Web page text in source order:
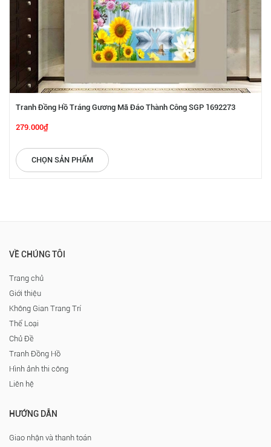
Tranh Đồng Hồ Tráng Gương Mã Đáo Thành Công SGP 1692273
279.000₫
CHỌN SẢN PHẨM
VỀ CHÚNG TÔI
Trang chủ
Giới thiệu
Không Gian Trang Trí
Thể Loại
Chủ Đề
Tranh Đồng Hồ
Hình ảnh thi công
Liên hệ
HƯỚNG DẪN
Giao nhận và thanh toán